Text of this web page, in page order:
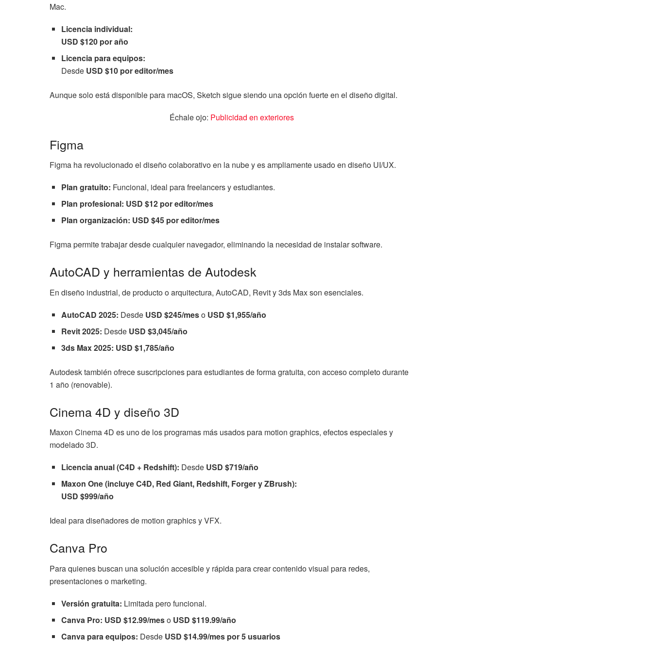
Mac.
Licencia individual:
USD $120 por año
Licencia para equipos:
Desde USD $10 por editor/mes
Aunque solo está disponible para macOS, Sketch sigue siendo una opción fuerte en el diseño digital.
Échale ojo: Publicidad en exteriores
Figma
Figma ha revolucionado el diseño colaborativo en la nube y es ampliamente usado en diseño UI/UX.
Plan gratuito: Funcional, ideal para freelancers y estudiantes.
Plan profesional: USD $12 por editor/mes
Plan organización: USD $45 por editor/mes
Figma permite trabajar desde cualquier navegador, eliminando la necesidad de instalar software.
AutoCAD y herramientas de Autodesk
En diseño industrial, de producto o arquitectura, AutoCAD, Revit y 3ds Max son esenciales.
AutoCAD 2025: Desde USD $245/meso USD $1,955/año
Revit 2025: Desde USD $3,045/año
3ds Max 2025: USD $1,785/año
Autodesk también ofrece suscripciones para estudiantes de forma gratuita, con acceso completo durante
1 año (renovable).
Cinema 4D y diseño 3D
Maxon Cinema 4D es uno de los programas más usados para motion graphics, efectos especiales y
modelado 3D.
Licencia anual (C4D + Redshift): Desde USD $719/año
Maxon One (incluye C4D, Red Giant, Redshift, Forger y ZBrush):
USD $999/año
Ideal para diseñadores de motion graphics y VFX.
Canva Pro
Para quienes buscan una solución accesible y rápida para crear contenido visual para redes,
presentaciones o marketing.
Versión gratuita: Limitada pero funcional.
Canva Pro: USD $12.99/meso USD $119.99/año
Canva para equipos: Desde USD $14.99/mes por 5 usuarios